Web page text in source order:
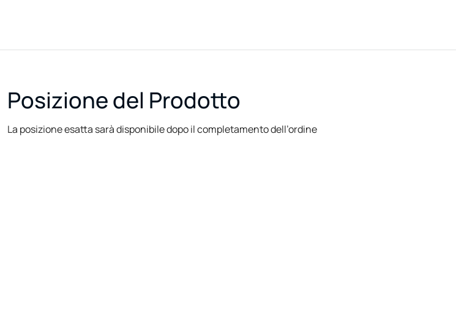
Posizione del Prodotto
La posizione esatta sarà disponibile dopo il completamento dell’ordine